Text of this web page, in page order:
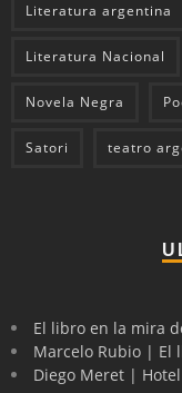
Literatura argentina
Literatura Nacional
Novela Negra
Satori teatro
El libro en la mira
Marcelo Rubio | El
Diego Meret |